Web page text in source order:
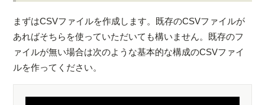
まずはCSVファイルを作成します。既存のCSVファイルが
あればそちらを使っていただいても構いません。既存のフ
ァイルが無い場合は次のような基本的な構成のCSVファイ
ルを作ってください。